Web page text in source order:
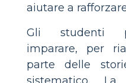
aiutare a
Gli studenti
imparare, per
parte delle